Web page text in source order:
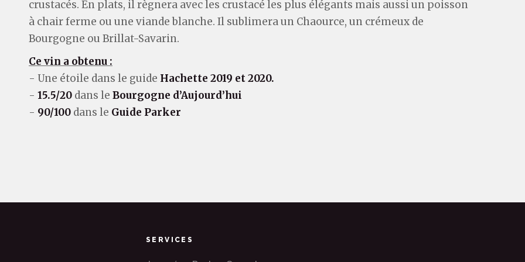
crustacés. En plats, il règnera avec les crustacé les plus élégants mais aussi un poisson
à chair ferme ou une viande blanche. Il sublimera un Chaource, un crémeux de
Bourgogne ou Brillat-Savarin.
Ce vin a obtenu :
- Une étoile dans le guide Hachette 2019 et 2020.
- 15.5/20 dans le Bourgogne d’Aujourd’hui
- 90/100 dans le Guide Parker
SERVICES